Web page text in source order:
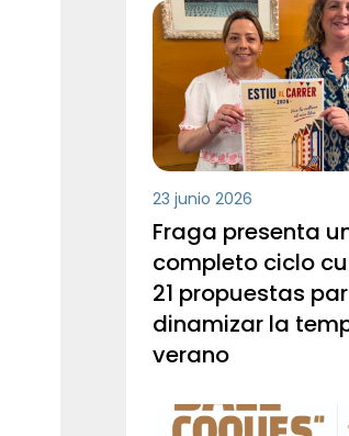
23 junio 2026
Fraga presenta
completo ciclo
21 propuestas
dinamizar la
verano